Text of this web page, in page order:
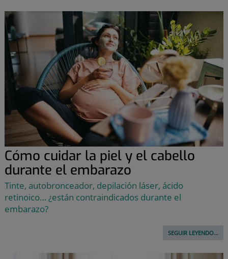
Cómo cuidar la piel y el cabello
durante el embarazo
Tinte, autobronceador, depilación láser, ácido
retinoico… ¿están contraindicados durante el
embarazo?
SEGUIR LEYENDO...